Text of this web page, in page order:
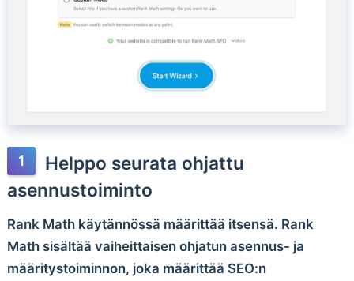
Helppo seurata ohjattu
asennustoiminto
Rank Math käytännössä määrittää itsensä. Rank
Math sisältää vaiheittaisen ohjatun asennus- ja
määritystoiminnon, joka määrittää SEO:n